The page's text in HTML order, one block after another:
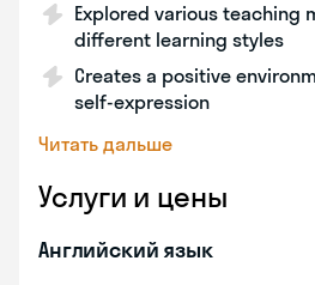
Explored various teaching
different learning styles
Creates a positive
self-expression
Читать дальше
Услуги и цены
Английский язык